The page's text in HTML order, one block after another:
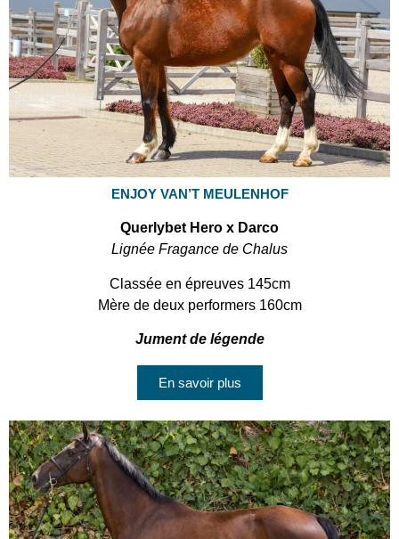
ENJOY VAN’T MEULENHOF
Querlybet Hero x Darco
Lignée Fragance de Chalus
Classée en épreuves 145cm
Mère de deux performers 160cm
Jument de légende
En savoir plus